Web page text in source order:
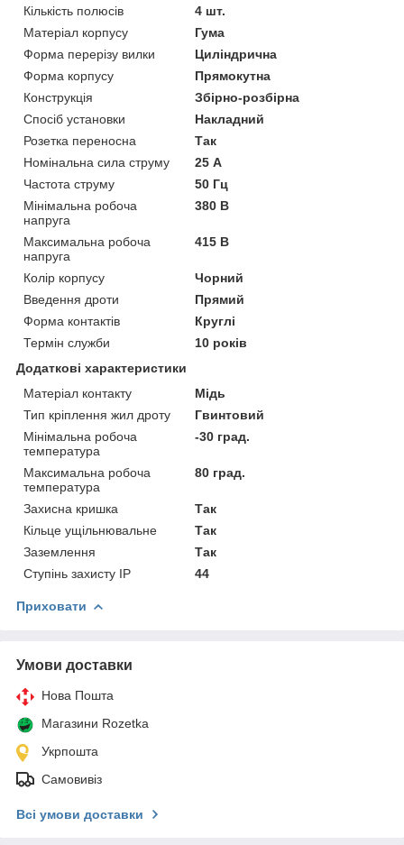
Кількість полюсів
4 шт.
Матеріал корпусу
Гума
Форма перерізу вилки
Циліндрична
Форма корпусу
Прямокутна
Конструкція
Збірно-розбірна
Спосіб установки
Накладний
Розетка переносна
Так
Номінальна сила струму
25 А
Частота струму
50 Гц
Мінімальна робоча
напруга
380 В
Максимальна робоча
напруга
415 В
Колір корпусу
Чорний
Введення дроти
Прямий
Форма контактів
Круглі
Термін служби
10 років
Додаткові характеристики
Матеріал контакту
Мідь
Тип кріплення жил дроту
Гвинтовий
Мінімальна робоча
температура
-30 град.
Максимальна робоча
температура
80 град.
Захисна кришка
Так
Кільце ущільнювальне
Так
Заземлення
Так
Ступінь захисту IP
44
Приховати
Умови доставки
Нова Пошта
Магазини Rozetka
Укрпошта
Самовивіз
Всі умови доставки